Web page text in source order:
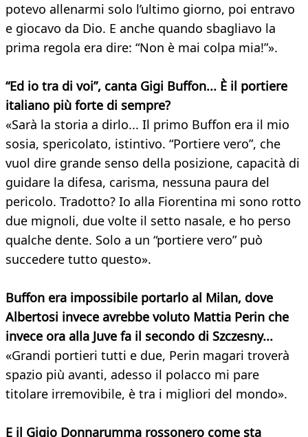
potevo allenarmi solo l’ultimo giorno, poi entravo
e giocavo da Dio. E anche quando sbagliavo la
prima regola era dire: “Non è mai colpa mia!”».
“Ed io tra di voi”, canta Gigi Buffon... È il portiere
italiano più forte di sempre?
«Sarà la storia a dirlo... Il primo Buffon era il mio
sosia, spericolato, istintivo. “Portiere vero”, che
vuol dire grande senso della posizione, capacità di
guidare la difesa, carisma, nessuna paura del
pericolo. Tradotto? Io alla Fiorentina mi sono rotto
due mignoli, due volte il setto nasale, e ho perso
qualche dente. Solo a un “portiere vero” può
succedere tutto questo».
Buffon era impossibile portarlo al Milan, dove
Albertosi invece avrebbe voluto Mattia Perin che
invece ora alla Juve fa il secondo di Szczesny...
«Grandi portieri tutti e due, Perin magari troverà
spazio più avanti, adesso il polacco mi pare
titolare irremovibile, è tra i migliori del mondo».
E il Gigio Donnarumma rossonero come sta